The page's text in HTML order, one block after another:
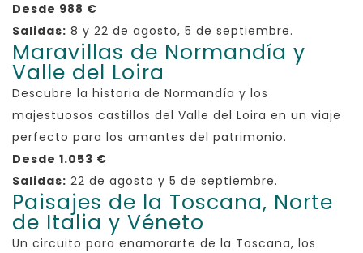
Desde 988 €
Salidas: 8 y 22 de agosto, 5 de septiembre.
Maravillas de Normandía y
Valle del Loira
Descubre la historia de Normandía y los
majestuosos castillos del Valle del Loira en un viaje
perfecto para los amantes del patrimonio.
Desde 1.053 €
Salidas: 22 de agosto y 5 de septiembre.
Paisajes de la Toscana, Norte
de Italia y Véneto
Un circuito para enamorarte de la Toscana, los